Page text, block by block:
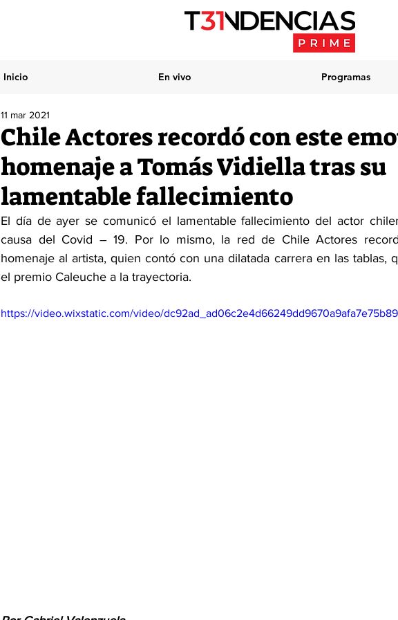
Inicio En vivo Programas
Chile Actores recordó con este
homenaje a Tomás Vidiella tras su
lamentable fallecimiento
11 mar 2021
El día de ayer se comunicó el lamentable fallecimiento del actor
causa del Covid – 19. Por lo mismo, la red de Chile Actores
homenaje al artista, quien contó con una dilatada carrera en las tablas,
el premio Caleuche a la trayectoria.
https://video.wixstatic.com/video/